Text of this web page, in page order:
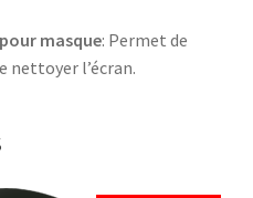
masque: Permet de
nettoyer l’écran.